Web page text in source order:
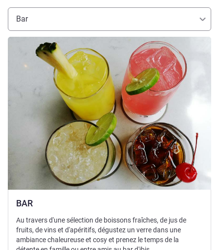
Bar
BAR
Voir les détails
Au travers d'une sélection de boissons fraîches, de jus de
fruits, de vins et d'apéritifs, dégustez un verre dans une
ambiance chaleureuse et cosy et prenez le temps de la